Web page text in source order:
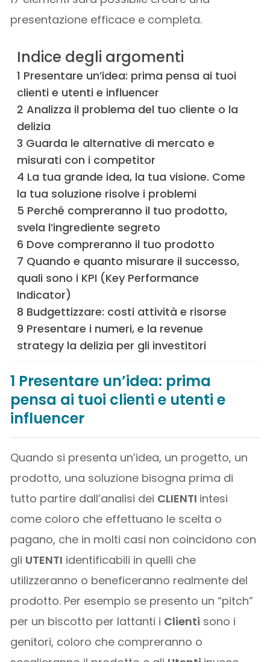
presentazione efficace e completa.
Indice degli argomenti
1 Presentare un’idea: prima pensa ai tuoi
clienti e utenti e influencer
2 Analizza il problema del tuo cliente o la
delizia
3 Guarda le alternative di mercato e
misurati con i competitor
4 La tua grande idea, la tua visione. Come
la tua soluzione risolve i problemi
5 Perché compreranno il tuo prodotto,
svela l’ingrediente segreto
6 Dove compreranno il tuo prodotto
7 Quando e quanto misurare il successo,
quali sono i KPI (Key Performance
Indicator)
8 Budgettizzare: costi attività e risorse
9 Presentare i numeri, e la revenue
strategy la delizia per gli investitori
1 Presentare un’idea: prima
pensa ai tuoi clienti e utenti e
influencer
Quando si presenta un’idea, un progetto, un
prodotto, una soluzione bisogna prima di
tutto partire dall’analisi dei CLIENTI intesi
come coloro che effettuano le scelta o
pagano, che in molti casi non coincidono con
gli UTENTI identificabili in quelli che
utilizzeranno o beneficeranno realmente del
prodotto. Per esempio se presento un “pitch”
per un biscotto per lattanti i Clienti sono i
genitori, coloro che compreranno o